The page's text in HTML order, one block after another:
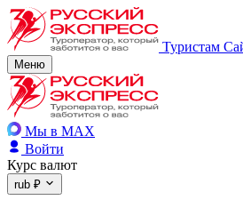
Туристам
Меню
Мы в MAX
Войти
Курс валют
rub ₽